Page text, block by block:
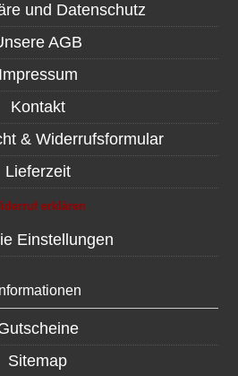
und Datenschutz
AGB
Impressum
Kontakt
& Widerrufsformular
Lieferzeit
erklären
Einstellungen
Informationen
Sitemap